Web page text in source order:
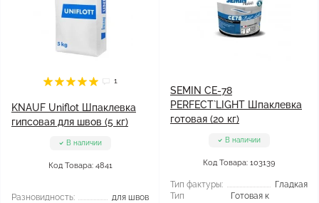
1
KNAUF Uniflot Шпаклевка
гипсовая для швов (5 кг)
В наличии
Код Товара: 4841
Разновидность:
для швов
SEMIN СЕ-78
PERFECT`LIGHT Шпаклевка
готовая (20 кг)
В наличии
Код Товара: 103139
Тип фактуры:
Гладкая
Тип
Готовая к